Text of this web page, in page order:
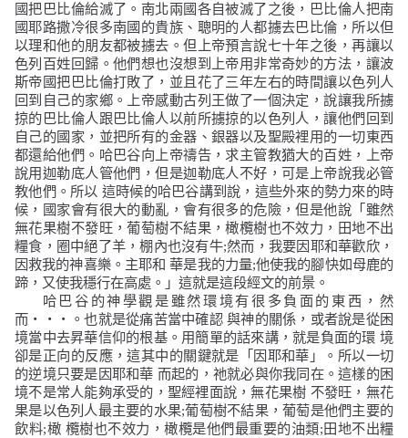
國把巴比倫給滅了。南北兩國各自被滅了之後，巴比倫人把南
國耶路撒冷很多南國的貴族、聰明的人都擄去巴比倫，所以但
以理和他的朋友都被擄去。但上帝預言說七十年之後，再讓以
色列百姓回歸。他們想也沒想到上帝用非常奇妙的方法，讓波
斯帝國把巴比倫打敗了，並且花了三年左右的時間讓以色列人
回到自己的家鄉。上帝感動古列王做了一個決定，說讓我所擄
掠的巴比倫人跟巴比倫人以前所擄掠的以色列人，讓他們回到
自己的國家，並把所有的金器、銀器以及聖殿裡用的一切東西
都還給他們。哈巴谷向上帝禱告，求主管教猶大的百姓，上帝
說用迦勒底人管他們，但是迦勒底人不好，可是上帝說我必管
教他們。所以 這時候的哈巴谷講到說，這些外來的勢力來的時
候，國家會有很大的動亂，會有很多的危險，但是他說「 雖然
無花果樹不發旺，葡萄樹不結果，橄欖樹也不效力，田地不出
糧食，圈中絕了羊，棚內也沒有牛;然而，我要因耶和華歡欣，
因救我的神喜樂。主耶和 華是我的力量;他使我的腳快如母鹿的
蹄，又使我穩行在高處。 」這就是這段經文的前景。
哈巴谷的神學觀是雖然環境有很多負面的東西，然
而・・・。也就是從痛苦當中確認 與神的關係，或者說是從困
境當中去昇華信仰的根基。用簡單的話來講，就是負面的環 境
卻是正向的反應，這其中的關鍵就是「因耶和華」。所以一切
的逆境只要是因耶和華 而起的，祂就必與你我同在。這樣的困
境不是常人能夠承受的，聖經裡面說，無花果樹 不發旺，無花
果是以色列人最主要的水果;葡萄樹不結果，葡萄是他們主要的
飲料;橄 欖樹也不效力，橄欖是他們最重要的油類;田地不出糧